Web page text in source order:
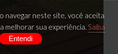
navegar neste site, você aceita
melhorar sua experiência. Saiba
Entendi